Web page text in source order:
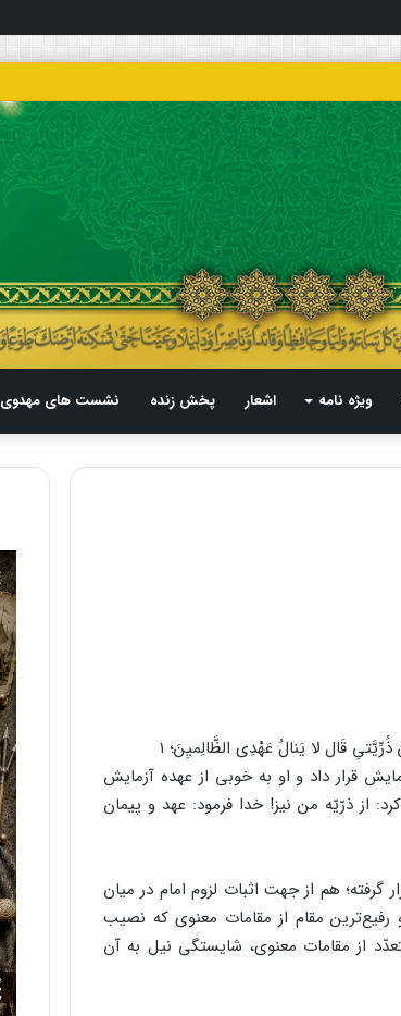
ویژه نامه اشعار پخش زنده نشست های مهدوی
قَال لا یَنالُ عَهْدِی الظَّالِمیِنَ؛ ۱
قرار داد و او به خوبی از عهده آزمایش
از ذرّیّه من نیز! خدا فرمود: عهد و پیمان
گرفته؛ هم از جهت اثبات لزوم امام در میان
مقام از مقامات معنوی که نصیب
از مقامات معنوی، شایستگی نیل به آن